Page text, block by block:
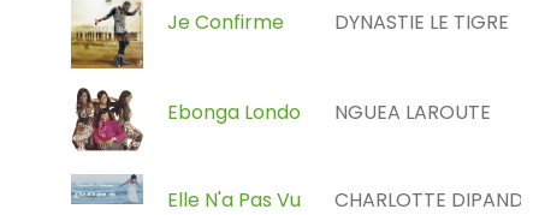
Je Confirme DYNASTIE LE TIGRE
Ebonga Londo NGUEA LAROUTE
Elle N'a Pas Vu CHARLOTTE DIPANDA